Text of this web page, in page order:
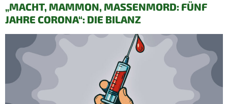
„MACHT, MAMMON, MASSENMORD: FÜNF
JAHRE CORONA“: DIE BILANZ